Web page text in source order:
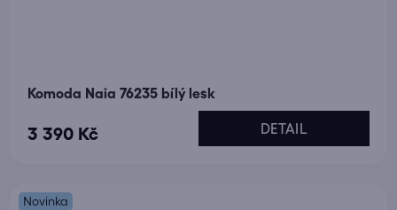
Komoda Naia 76235 bílý lesk
3 390 Kč DETAIL
Novinka